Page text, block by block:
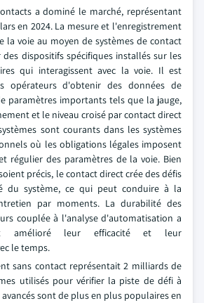
a dominé le marché, représentant
en 2024. La mesure et l'enregistrement
la voie au moyen de systèmes de contact
dispositifs spécifiques installés sur les
qui interagissent avec la voie. Il est
opérateurs d'obtenir des données de
paramètres importants tels que la jauge,
et le niveau croisé par contact direct
sont courants dans les systèmes
où les obligations légales imposent
régulier des paramètres de la voie. Bien
précis, le contact direct crée des défis
du système, ce qui peut conduire à la
par moments. La durabilité des
couplée à l'analyse d'automatisation a
amélioré leur efficacité et leur
le temps.
sans contact représentait 2 milliards de
utilisés pour vérifier la piste de défi à
sont de plus en plus populaires en